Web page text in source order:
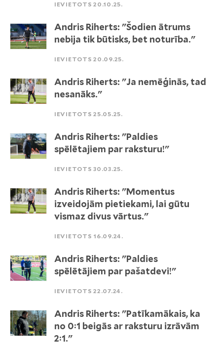
IEVIETOTS 20.10.25.
Andris Riherts: "Šodien ātrums
nebija tik būtisks, bet noturība."
IEVIETOTS 20.09.25.
Andris Riherts: "Ja nemēģinās, tad
nesanāks."
IEVIETOTS 25.05.25.
Andris Riherts: "Paldies
spēlētajiem par raksturu!"
IEVIETOTS 30.03.25.
Andris Riherts: "Momentus
izveidojām pietiekami, lai gūtu
vismaz divus vārtus."
IEVIETOTS 16.09.24.
Andris Riherts: "Paldies
spēlētājiem par pašatdevi!"
IEVIETOTS 22.07.24.
Andris Riherts: "Patīkamākais, ka
no 0:1 beigās ar raksturu izrāvām
2:1."